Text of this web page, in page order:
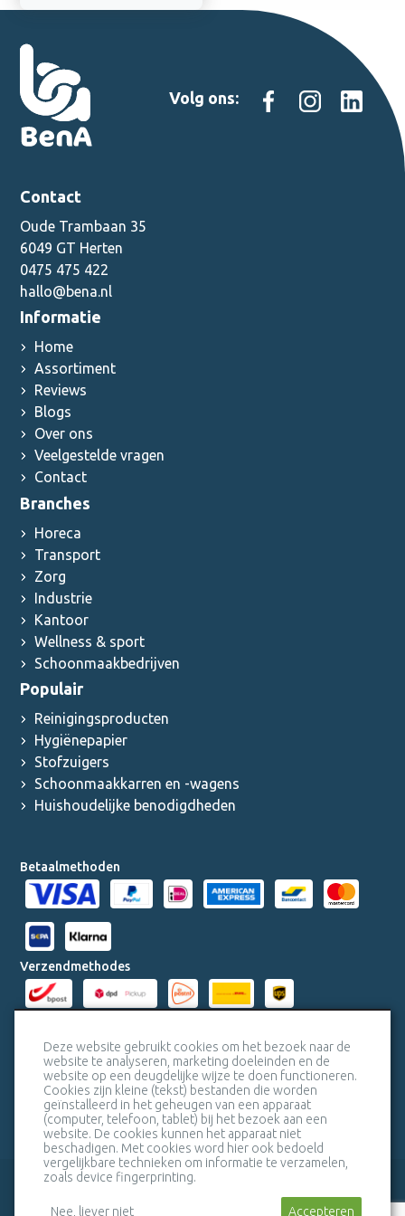
Volg ons:
Contact
Oude Trambaan 35
6049 GT Herten
0475 475 422
hallo@bena.nl
Informatie
Home
Assortiment
Reviews
Blogs
Over ons
Veelgestelde vragen
Contact
Branches
Horeca
Transport
Zorg
Industrie
Kantoor
Wellness & sport
Schoonmaakbedrijven
Populair
Reinigingsproducten
Hygiënepapier
Stofzuigers
Schoonmaakkarren en -wagens
Huishoudelijke benodigdheden
Betaalmethoden
Verzendmethodes
Veiligheidscertificaat SSL
veelgestelde vragen
algemene voorwaarden
sitemap
Deze website gebruikt cookies om het bezoek naar de
website te analyseren, marketing doeleinden en de
website op een deugdelijke wijze te doen functioneren.
Cookies zijn kleine (tekst) bestanden die worden
geïnstalleerd in het geheugen van een apparaat
(computer, telefoon, tablet) bij het bezoek aan een
website. De cookies kunnen het apparaat niet
beschadigen. Met cookies word hier ook bedoeld
vergelijkbare technieken om informatie te verzamelen,
zoals device fingerprinting.
Nee, liever niet Accepteren
Stuur een bericht